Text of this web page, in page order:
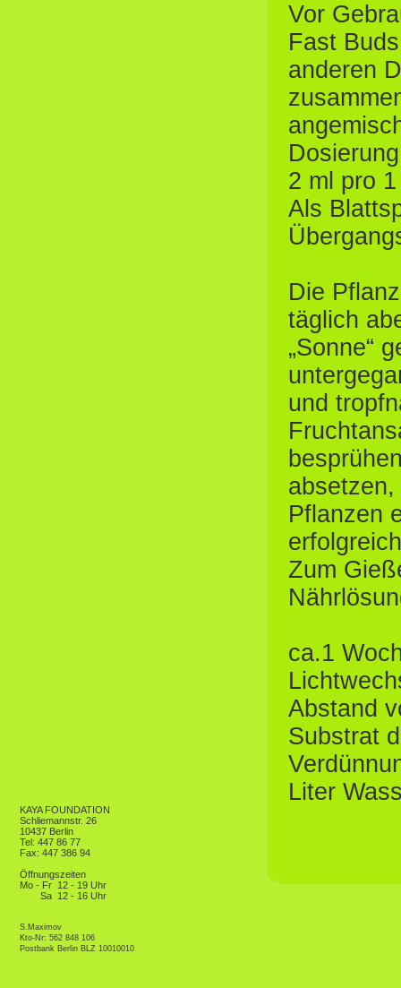
Vor
Fast
anderen
2 ml pro
Als
Die
täglich
„Sonne“
und
Pflanzen
Zum
ca.1
Abstand
Substrat
Liter
KAYA FOUNDATION
Schliemannstr. 26
10437 Berlin
Tel: 447 86 77
Fax: 447 386 94
Öffnungszeiten
Mo - Fr 12 - 19 Uhr
Sa 12 - 16 Uhr
S.Maximov
Kto-Nr: 562 848 106
Postbank Berlin BLZ 10010010